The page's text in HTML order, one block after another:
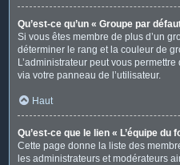
Qu’est-ce qu’un « Groupe par
Si vous êtes membre de plus d’un
déterminer le rang et la couleur de
L’administrateur peut vous
via votre panneau de l’utilisateur.
Haut
Qu’est-ce que le lien « L’équipe du
Cette page donne la liste des
les administrateurs et modérateurs